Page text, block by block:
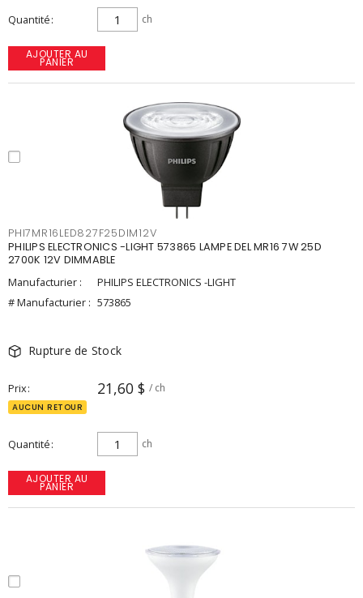
Quantité ch
AJOUTER AU
PANIER
PHI7MR16LED827F25DIM12V
PHILIPS ELECTRONICS -LIGHT 573865 LAMPE DEL MR16 7W 25D
2700K 12V DIMMABLE
Manufacturier :
PHILIPS ELECTRONICS -LIGHT
# Manufacturier : 573865
Rupture de Stock
Prix 21,60 $ / ch
AUCUN RETOUR
Quantité ch
AJOUTER AU
PANIER